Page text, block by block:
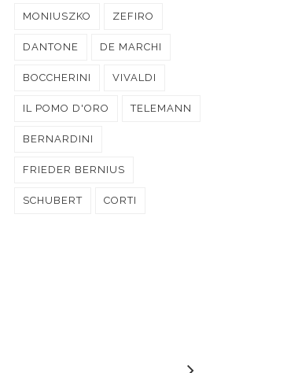
MONIUSZKO ZEFIRO
DANTONE DE MARCHI
BOCCHERINI VIVALDI
IL POMO D'ORO TELEMANN
BERNARDINI
FRIEDER BERNIUS
SCHUBERT CORTI